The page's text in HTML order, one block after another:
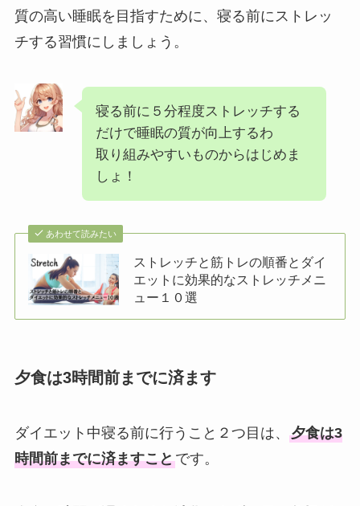
質の高い睡眠を目指すために、寝る前にストレッ
チする習慣にしましょう。
寝る前に５分程度ストレッチする
だけで睡眠の質が向上するわ
取り組みやすいものからはじめま
しょ！
あわせて読みたい
ストレッチと筋トレの順番とダイ
エットに効果的なストレッチメニ
ュー１０選
夕食は3時間前までに済ます
ダイエット中寝る前に行うこと２つ目は、 夕食は3
時間前までに済ますことです。